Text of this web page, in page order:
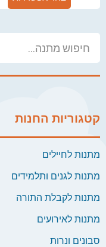
קטגוריות החנות
מתנות לחיילים
מתנות לגנים ותלמידים
מתנות לקבלת התורה
מתנות לאירועים
סבונים ונרות